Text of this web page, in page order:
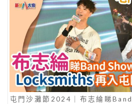
屯門沙灘節2024｜布志綸睇